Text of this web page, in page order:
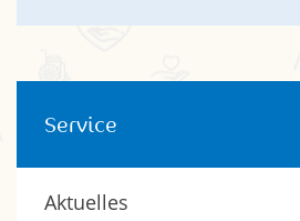
Service
Aktuelles